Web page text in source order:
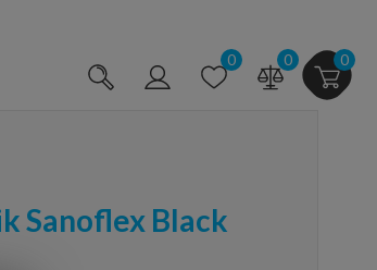
0 0 0
Sanoflex Black